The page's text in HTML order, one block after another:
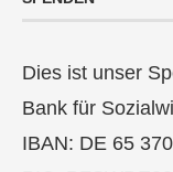
Dies ist unser
Bank für
IBAN: DE 65